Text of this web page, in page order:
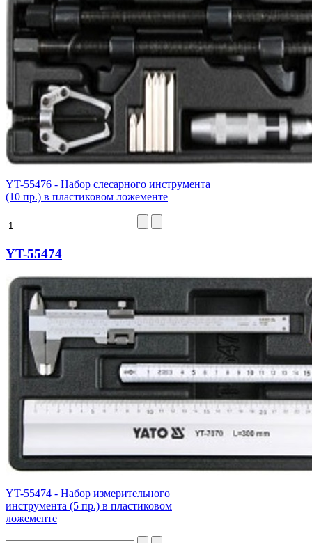
YT-55476 - Набор слесарного инструмента
(10 пр.) в пластиковом ложементе
YT-55474
YT-55474 - Набор измерительного
инструмента (5 пр.) в пластиковом
ложементе